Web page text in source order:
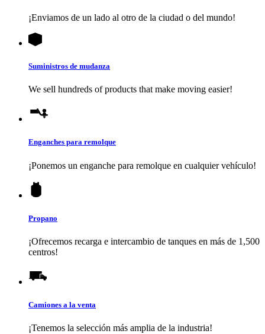
¡Enviamos de un lado al otro de la ciudad o del mundo!
Suministros de mudanza
We sell hundreds of products that make moving easier!
Enganches para remolque
¡Ponemos un enganche para remolque en cualquier vehículo!
Propano
¡Ofrecemos recarga e intercambio de tanques en más de 1,500
centros!
Camiones a la venta
¡Tenemos la selección más amplia de la industria!